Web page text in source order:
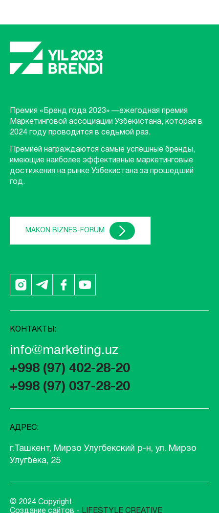
Премия «Бренд года 2023» —ежегодная премия
Маркетинговой ассоциации Узбекистана, которая в
2024 году проводится в седьмой раз.
Премией награждаются самые успешные бренды,
имеющие наиболее эффективные маркетинговые
достижения на рынке Узбекистана за прошедший
год.
MAKON BIZNES-FORUM
КОНТАКТЫ:
info@marketing.uz
+998 (97) 402-28-20
+998 (97) 037-28-20
АДРЕС:
г.Ташкент, Мирзо Улугбекский р-н, ул. Мирзо
Улугбека, 25
© 2024 Copyright
Создание сайтов - LIFESTYLE CREATIVE